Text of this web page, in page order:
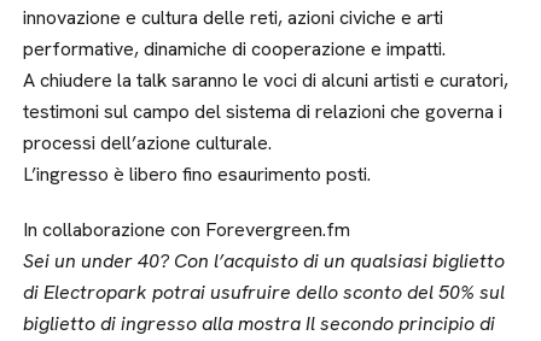
innovazione e cultura delle reti, azioni civiche e arti
performative, dinamiche di cooperazione e impatti.
A chiudere la talk saranno le voci di alcuni artisti e curatori,
testimoni sul campo del sistema di relazioni che governa i
processi dell’azione culturale.
L’ingresso è libero fino esaurimento posti.
In collaborazione con Forevergreen.fm
Sei un under 40? Con l’acquisto di un qualsiasi biglietto
di Electropark potrai usufruire dello sconto del 50% sul
biglietto di ingresso alla mostra Il secondo principio di